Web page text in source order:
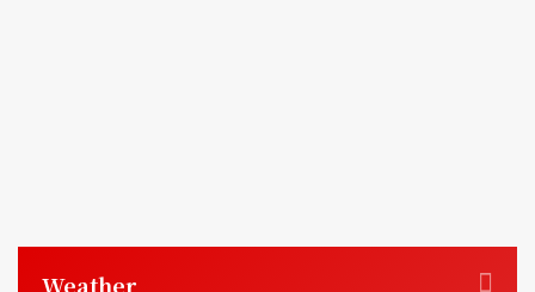
Weather